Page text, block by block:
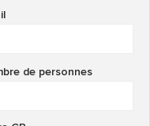
de personnes